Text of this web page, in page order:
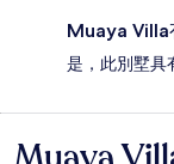
Muaya Villa
是，此別墅具
評